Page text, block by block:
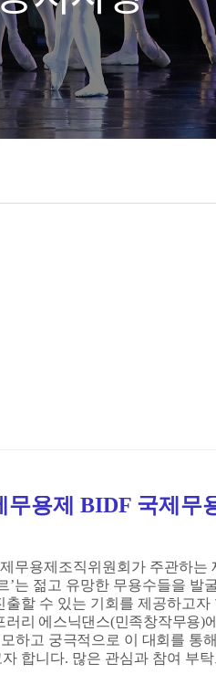
무용제 BIDF 국제무
무용제조직위원회가 주관하는
’는 젊고 유망한 무용수들을 발
출할 수 있는 기회를 제공하고자
러리 에스닉댄스(민족창작무용)
하고 궁극적으로 이 대회를 통
합니다. 많은 관심과 참여 부